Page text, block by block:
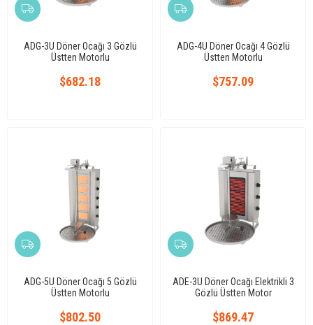
ADG-3U Döner Ocağı 3 Gözlü
Üstten Motorlu
$682.18
ADG-4U Döner Ocağı 4 Gözlü
Üstten Motorlu
$757.09
ADG-5U Döner Ocağı 5 Gözlü
Üstten Motorlu
$802.50
ADE-3U Döner Ocağı Elektrikli 3
Gözlü Üstten Motor
$869.47